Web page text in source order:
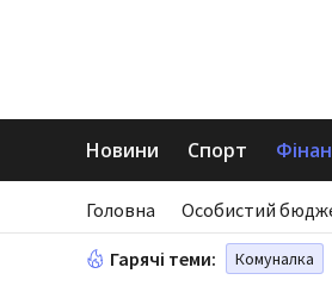
Новини Спорт
Головна Особистий
Гарячі теми: Комуналка